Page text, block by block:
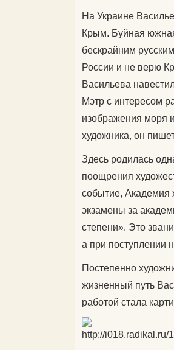
На Украине
Крым. Буйная
бескрайним
России и не верю
Васильева
Мэтр с интересом
изображения моря
художника, он
Здесь родилась
поощрения
событие, Академия
экзамены за
степени». Это
а при поступлении
Постепенно
жизненный путь
работой стала